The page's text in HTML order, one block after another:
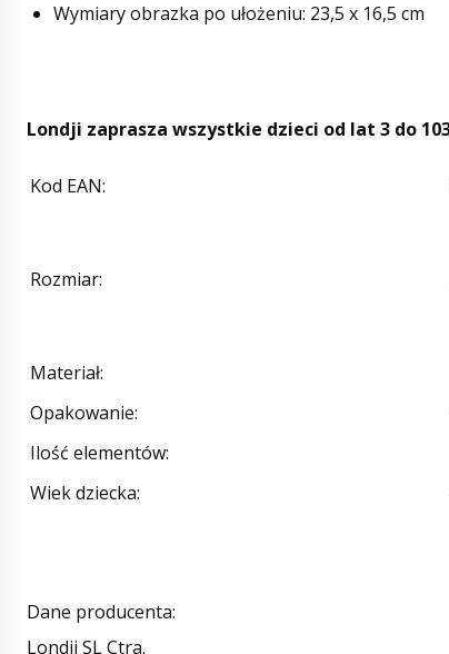
Wymiary obrazka po ułożeniu: 23,5 x 16,5 cm
Londji zaprasza wszystkie dzieci od lat 3 do
Kod EAN:
Rozmiar:
Materiał:
Opakowanie:
Ilość elementów:
Wiek dziecka:
Dane producenta:
Londji SL Ctra.